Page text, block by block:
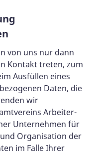
von uns nur dann
Kontakt treten, zum
Ausfüllen eines
Daten, die
wir
Arbeiter-
Unternehmen für
Organisation der
im Falle Ihrer